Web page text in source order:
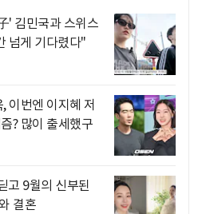
' 김민국과 스위스
넘게 기다렸다"
이번엔 이지혜 저
? 많이 출세했구
고 9월의 신부된
결혼